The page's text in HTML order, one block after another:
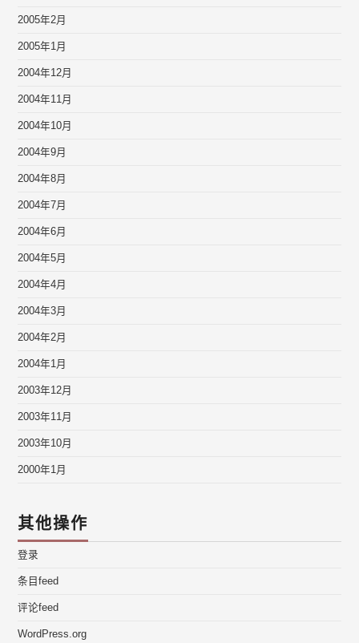
2005年2月
2005年1月
2004年12月
2004年11月
2004年10月
2004年9月
2004年8月
2004年7月
2004年6月
2004年5月
2004年4月
2004年3月
2004年2月
2004年1月
2003年12月
2003年11月
2003年10月
2000年1月
其他操作
登录
条目feed
评论feed
WordPress.org